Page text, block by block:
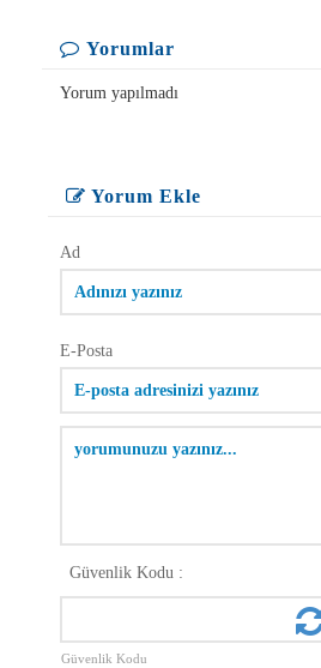
Yorumlar
Yorum yapılmadı
Yorum Ekle
Ad
E-Posta
Güvenlik Kodu :
Güvenlik Kodu